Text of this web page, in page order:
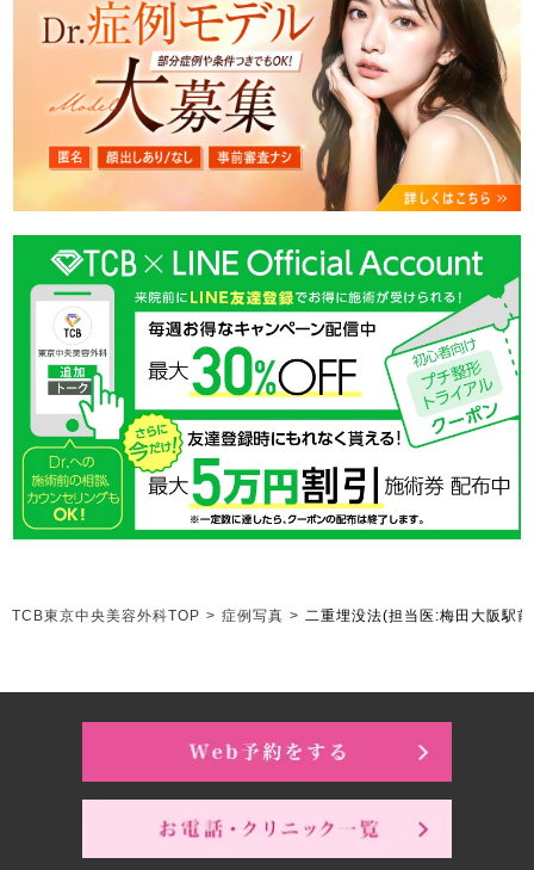
TCB東京中央美容外科TOP > 症例写真 > 二重埋没法(担当医:梅田大阪駅